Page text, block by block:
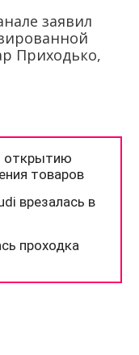
заявил
Приходько,